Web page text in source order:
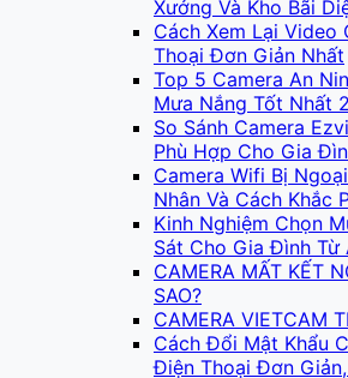
Xưởng Và Kho Bãi
Cách Xem Lại Video
Thoại Đơn Giản Nhất
Top 5 Camera An
Mưa Nắng Tốt Nhất
So Sánh Camera
Phù Hợp Cho Gia
Camera Wifi Bị
Nhân Và Cách Khắc
Kinh Nghiệm Chọn
Sát Cho Gia Đình Từ
CAMERA MẤT KẾT
SAO?
CAMERA VIETCAM
Cách Đổi Mật Khẩu
Điện Thoại Đơn